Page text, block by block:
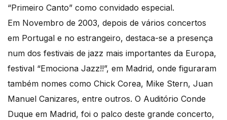
“Primeiro Canto” como convidado especial.
Em Novembro de 2003, depois de vários concertos
em Portugal e no estrangeiro, destaca-se a presença
num dos festivais de jazz mais importantes da Europa,
festival “Emociona Jazz!!”, em Madrid, onde figuraram
também nomes como Chick Corea, Mike Stern, Juan
Manuel Canizares, entre outros. O Auditório Conde
Duque em Madrid, foi o palco deste grande concerto,